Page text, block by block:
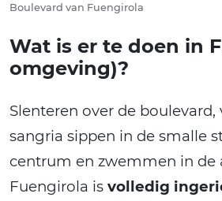
Boulevard van Fuengirola
Wat is er te doen in
omgeving)?
Slenteren over de boulevard,
sangria sippen in de smalle
centrum en zwemmen in de
Fuengirola is volledig